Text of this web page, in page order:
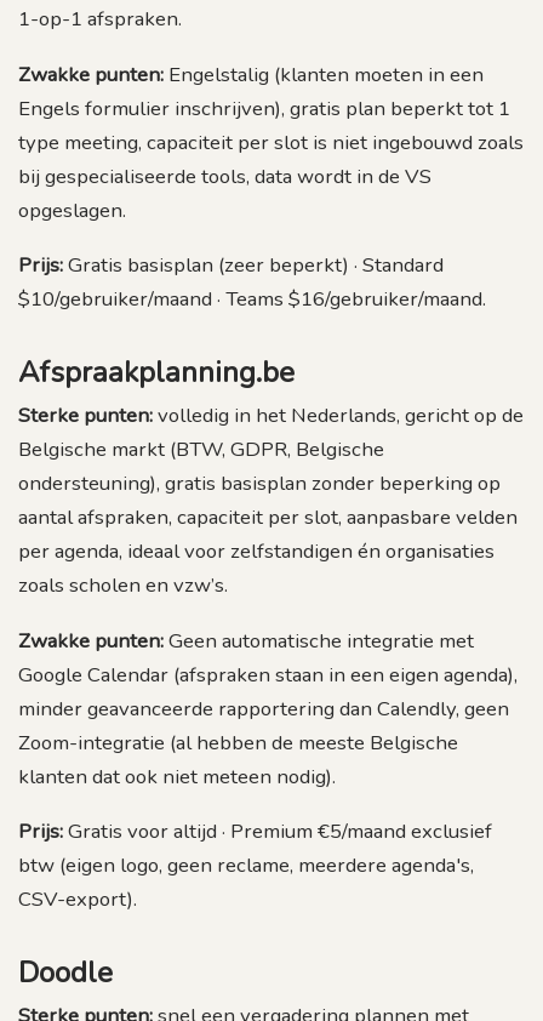
1-op-1 afspraken.
Zwakke punten: Engelstalig (klanten moeten in een
Engels formulier inschrijven), gratis plan beperkt tot 1
type meeting, capaciteit per slot is niet ingebouwd zoals
bij gespecialiseerde tools, data wordt in de VS
opgeslagen.
Prijs:Gratis basisplan (zeer beperkt) · Standard
$10/gebruiker/maand · Teams $16/gebruiker/maand.
Afspraakplanning.be
Sterke punten:volledig in het Nederlands, gericht op de
Belgische markt (BTW, GDPR, Belgische
ondersteuning), gratis basisplan zonder beperking op
aantal afspraken, capaciteit per slot, aanpasbare velden
per agenda, ideaal voor zelfstandigen én organisaties
zoals scholen en vzw’s.
Zwakke punten:Geen automatische integratie met
Google Calendar (afspraken staan in een eigen agenda),
minder geavanceerde rapportering dan Calendly, geen
Zoom-integratie (al hebben de meeste Belgische
klanten dat ook niet meteen nodig).
Prijs:Gratis voor altijd · Premium €5/maand exclusief
btw (eigen logo, geen reclame, meerdere agenda's,
CSV-export).
Doodle